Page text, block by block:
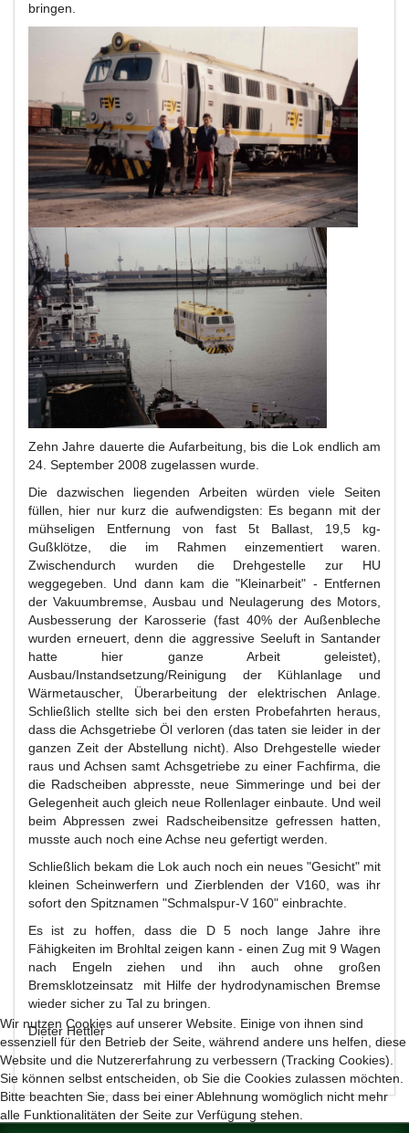
bringen.
Zehn Jahre dauerte die Aufarbeitung, bis die Lok endlich am
24. September 2008 zugelassen wurde.
Die dazwischen liegenden Arbeiten würden viele Seiten
füllen, hier nur kurz die aufwendigsten: Es begann mit der
mühseligen Entfernung von fast 5t Ballast, 19,5 kg-
Gußklötze, die im Rahmen einzementiert waren.
Zwischendurch wurden die Drehgestelle zur HU
weggegeben. Und dann kam die "Kleinarbeit" - Entfernen
der Vakuumbremse, Ausbau und Neulagerung des Motors,
Ausbesserung der Karosserie (fast 40% der Außenbleche
wurden erneuert, denn die aggressive Seeluft in Santander
hatte hier ganze Arbeit geleistet),
Ausbau/Instandsetzung/Reinigung der Kühlanlage und
Wärmetauscher, Überarbeitung der elektrischen Anlage.
Schließlich stellte sich bei den ersten Probefahrten heraus,
dass die Achsgetriebe Öl verloren (das taten sie leider in der
ganzen Zeit der Abstellung nicht). Also Drehgestelle wieder
raus und Achsen samt Achsgetriebe zu einer Fachfirma, die
die Radscheiben abpresste, neue Simmeringe und bei der
Gelegenheit auch gleich neue Rollenlager einbaute. Und weil
beim Abpressen zwei Radscheibensitze gefressen hatten,
musste auch noch eine Achse neu gefertigt werden.
Schließlich bekam die Lok auch noch ein neues "Gesicht" mit
kleinen Scheinwerfern und Zierblenden der V160, was ihr
sofort den Spitznamen "Schmalspur-V 160" einbrachte.
Es ist zu hoffen, dass die D 5 noch lange Jahre ihre
Fähigkeiten im Brohltal zeigen kann - einen Zug mit 9 Wagen
nach Engeln ziehen und ihn auch ohne großen
Bremsklotzeinsatz mit Hilfe der hydrodynamischen Bremse
wieder sicher zu Tal zu bringen.
Dieter Hettler
Wir nutzen Cookies auf unserer Website. Einige von ihnen sind
essenziell für den Betrieb der Seite, während andere uns helfen, diese
Website und die Nutzererfahrung zu verbessern (Tracking Cookies).
Sie können selbst entscheiden, ob Sie die Cookies zulassen möchten.
Bitte beachten Sie, dass bei einer Ablehnung womöglich nicht mehr
alle Funktionalitäten der Seite zur Verfügung stehen.